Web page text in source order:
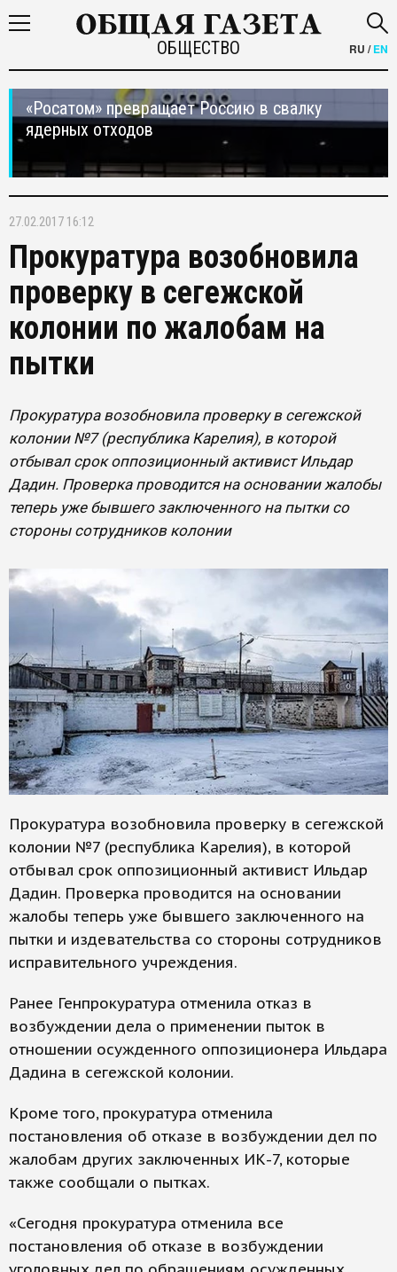
ОБЩЕСТВО RU /EN
«Росатом» превращает Россию в свалку
ядерных отходов
27.02.2017 16:12
Прокуратура возобновила
проверку в сегежской
колонии по жалобам на
пытки
Прокуратура возобновила проверку в сегежской
колонии №7 (республика Карелия), в которой
отбывал срок оппозиционный активист Ильдар
Дадин. Проверка проводится на основании жалобы
теперь уже бывшего заключенного на пытки со
стороны сотрудников колонии
Прокуратура возобновила проверку в сегежской
колонии №7 (республика Карелия), в которой
отбывал срок оппозиционный активист Ильдар
Дадин. Проверка проводится на основании
жалобы теперь уже бывшего заключенного на
пытки и издевательства со стороны сотрудников
исправительного учреждения.
Ранее Генпрокуратура отменила отказ в
возбуждении дела о применении пыток в
отношении осужденного оппозиционера Ильдара
Дадина в сегежской колонии.
Кроме того, прокуратура отменила
постановления об отказе в возбуждении дел по
жалобам других заключенных ИК-7, которые
также сообщали о пытках.
«Сегодня прокуратура отменила все
постановления об отказе в возбуждении